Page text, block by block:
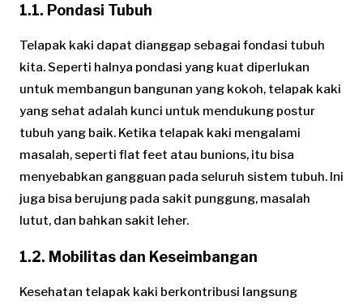
1.1. Pondasi Tubuh
Telapak kaki dapat dianggap sebagai fondasi tubuh
kita. Seperti halnya pondasi yang kuat diperlukan
untuk membangun bangunan yang kokoh, telapak kaki
yang sehat adalah kunci untuk mendukung postur
tubuh yang baik. Ketika telapak kaki mengalami
masalah, seperti flat feet atau bunions, itu bisa
menyebabkan gangguan pada seluruh sistem tubuh. Ini
juga bisa berujung pada sakit punggung, masalah
lutut, dan bahkan sakit leher.
1.2. Mobilitas dan Keseimbangan
Kesehatan telapak kaki berkontribusi langsung